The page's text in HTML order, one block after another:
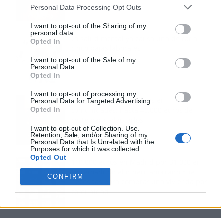
Personal Data Processing Opt Outs
I want to opt-out of the Sharing of my
personal data.
Opted In
I want to opt-out of the Sale of my
Personal Data.
Opted In
I want to opt-out of processing my
Personal Data for Targeted Advertising.
Opted In
I want to opt-out of Collection, Use,
Retention, Sale, and/or Sharing of my
Personal Data that Is Unrelated with the
Purposes for which it was collected.
Opted Out
CONFIRM
carrer'
La salud mental ya causa una de cada
Normativa de ascensores en
Extremadura: el dinero ahorrado que
necesitas para comprar una vivienda por
comunidad